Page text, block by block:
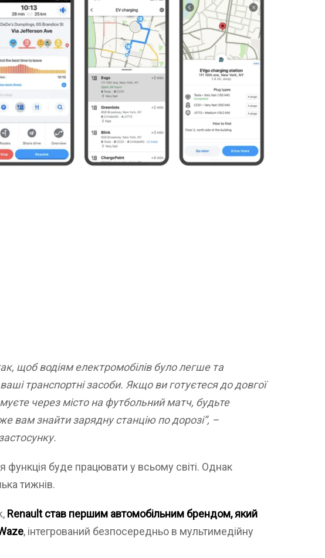
щоб водіям електромобілів було легше та
транспортні засоби. Якщо ви готуєтеся до довгої
через місто на футбольний матч, будьте
вам знайти зарядну станцію по дорозі”, –
функція буде працювати у всьому світі. Однак
тижнів.
Renault став першим автомобільним брендом, який
, інтегрований безпосередньо в мультимедійну